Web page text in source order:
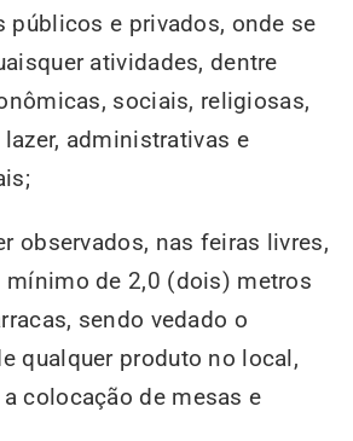
públicos e privados, onde se
atividades, dentre
sociais, religiosas,
administrativas e
observados, nas feiras livres,
mínimo de 2,0 (dois) metros
sendo vedado o
qualquer produto no local,
colocação de mesas e